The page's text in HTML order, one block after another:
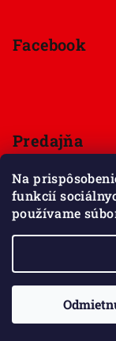
Na
funkcií
používame
Facebook
Predajňa
Štúrova 33, 949
Pondelok - Sobota
Nedeľa - zatvorené
Zobraziť mapu